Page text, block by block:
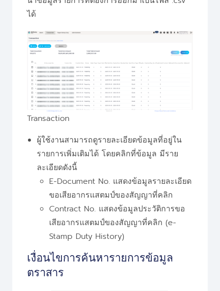
ได้
Transaction
ผู้ใช้งานสามารถดูรายละเอียดข้อมูลที่อยู่ใน
รายการเพิ่มเติมได้ โดยคลิกที่ข้อมูล มีราย
ละเอียดดังนี้
E-Document No. แสดงข้อมูลรายละเอียด
ขอเสียอากรแสตมป์ของสัญญาที่คลิก
Contract No. แสดงข้อมูลประวัติการขอ
เสียอากรแสตมป์ของสัญญาที่คลิก (e-
Stamp Duty History)
เงื่อนไขการค้นหารายการข้อมูล
ตราสาร